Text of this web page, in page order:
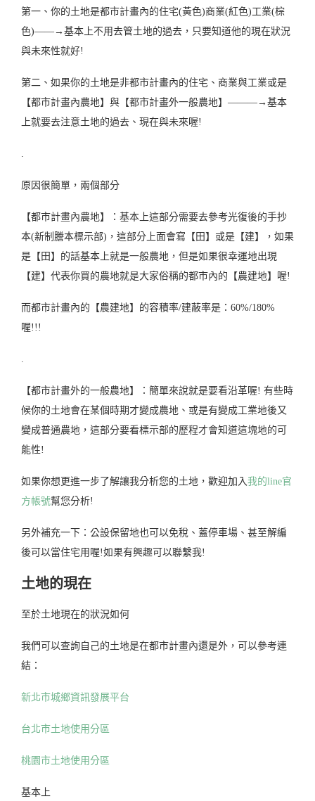
第一、你的土地是都市計畫內的住宅(黃色)商業(紅色)工業(棕
色)——→基本上不用去管土地的過去，只要知道他的現在狀況
與未來性就好!
第二、如果你的土地是非都市計畫內的住宅、商業與工業或是
【都市計畫內農地】與【都市計畫外一般農地】———→基本
上就要去注意土地的過去、現在與未來喔!
.
原因很簡單，兩個部分
【都市計畫內農地】：基本上這部分需要去參考光復後的手抄
本(新制謄本標示部)，這部分上面會寫【田】或是【建】，如果
是【田】的話基本上就是一般農地，但是如果很幸運地出現
【建】代表你買的農地就是大家俗稱的都市內的【農建地】喔!
而都市計畫內的【農建地】的容積率/建蔽率是：60%/180%
喔!!!
.
【都市計畫外的一般農地】：簡單來說就是要看沿革喔! 有些時
候你的土地會在某個時期才變成農地、或是有變成工業地後又
變成普通農地，這部分要看標示部的歷程才會知道這塊地的可
能性!
如果你想更進一步了解讓我分析您的土地，歡迎加入我的line官
方帳號幫您分析!
另外補充一下：公設保留地也可以免稅、蓋停車場、甚至解編
後可以當住宅用喔!如果有興趣可以聯繫我!
土地的現在
至於土地現在的狀況如何
我們可以查詢自己的土地是在都市計畫內還是外，可以參考連
結：
新北市城鄉資訊發展平台
台北市土地使用分區
桃園市土地使用分區
基本上